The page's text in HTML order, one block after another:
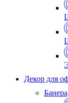
Декор для